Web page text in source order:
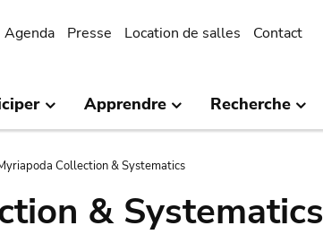
Agenda Presse Location de salles Contact
Apprendre Recherche
Collection & Systematics
& Systematics